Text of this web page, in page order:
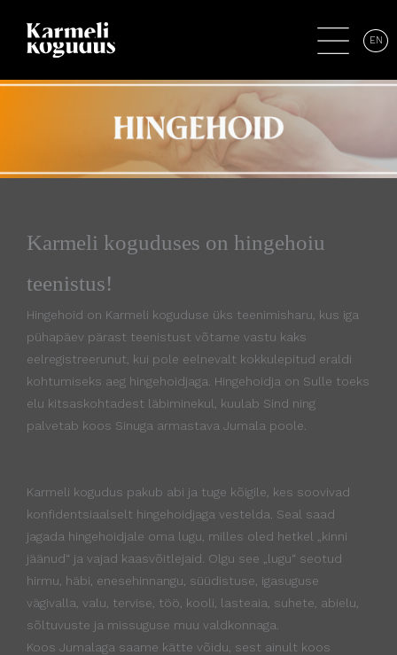
EN
Karmeli koguduses on hingehoiu
teenistus!
Hingehoid on Karmeli koguduse üks teenimisharu, kus iga
pühapäev pärast teenistust võtame vastu kaks
eelregistreerunut, kui pole eelnevalt kokkulepitud eraldi
kohtumiseks aeg hingehoidjaga. Hingehoidja on Sulle toeks
elu kitsaskohtadest läbiminekul, kuulab Sind ning
palvetab koos Sinuga armastava Jumala poole.
Karmeli kogudus pakub abi ja tuge kõigile, kes soovivad
konfidentsiaalselt hingehoidjaga vestelda. Seal saad
jagada hingehoidjale oma lugu, milles oled hetkel „kinni
jäänud“ ja vajad kaasvõitlejaid. Olgu see „lugu“ seotud
hirmu, häbi, enesehinnangu, süüdistuse, igasuguse
vägivalla, valu, tervise, töö, kooli, lasteaia, suhete, abielu,
sõltuvuste ja missuguse muu valdkonnaga.
Koos Jumalaga saame kätte võidu, sest ainult koos